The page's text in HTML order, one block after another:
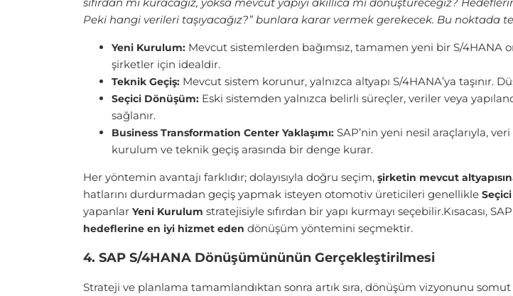
Peki hangi verileri taşıyacağız?” bunlara karar vermek gerekecek. Bu noktada
Yeni Kurulum: Mevcut sistemlerden bağımsız, tamamen yeni bir S/4HANA
şirketler için idealdir.
Teknik Geçiş: Mevcut sistem korunur, yalnızca altyapı S/4HANA’ya taşınır.
Seçici Dönüşüm: Eski sistemden yalnızca belirli süreçler, veriler veya
sağlanır.
Business Transformation Center Yaklaşımı: SAP’nin yeni nesil araçlarıyla,
kurulum ve teknik geçiş arasında bir denge kurar.
Her yöntemin avantajı farklıdır; dolayısıyla doğru seçim, şirketin mevcut
hatlarını durdurmadan geçiş yapmak isteyen otomotiv üreticileri genellikle
yapanlar Yeni Kurulum stratejisiyle sıfırdan bir yapı kurmayı seçebilir.Kısacası,
hedeflerine en iyi hizmet eden dönüşüm yöntemini seçmektir.
4. SAP S/4HANA Dönüşümününün Gerçekleştirilmesi
Strateji ve planlama tamamlandıktan sonra artık sıra, dönüşüm vizyonunu